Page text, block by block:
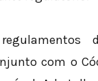
com o